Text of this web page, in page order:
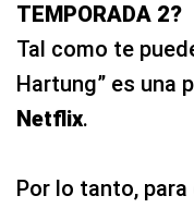
TEMPORADA 2?
Tal como te
Hartung” es una
Netflix.
Por lo tanto,